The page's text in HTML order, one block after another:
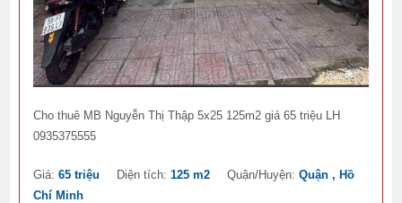
Cho thuê MB Nguyễn Thị Thập 5x25 125m2 giá 65 triệu LH
0935375555
Giá:65 triệu Diện tích:125 m2 Quận/Huyện:Quận , Hồ
Chí Minh